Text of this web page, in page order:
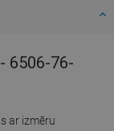
6506-76-
ar izmēru